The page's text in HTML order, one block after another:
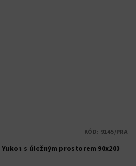
s úložným prostorem 90x200
KÓD: 9145/PRA